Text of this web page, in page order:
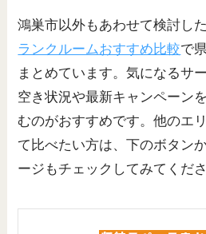
鴻巣市以外もあわせて検討し
ランクルームおすすめ比較で
まとめています。気になるサ
空き状況や最新キャンペーン
むのがおすすめです。他のエ
て比べたい方は、下のボタン
ージもチェックしてみてくださ